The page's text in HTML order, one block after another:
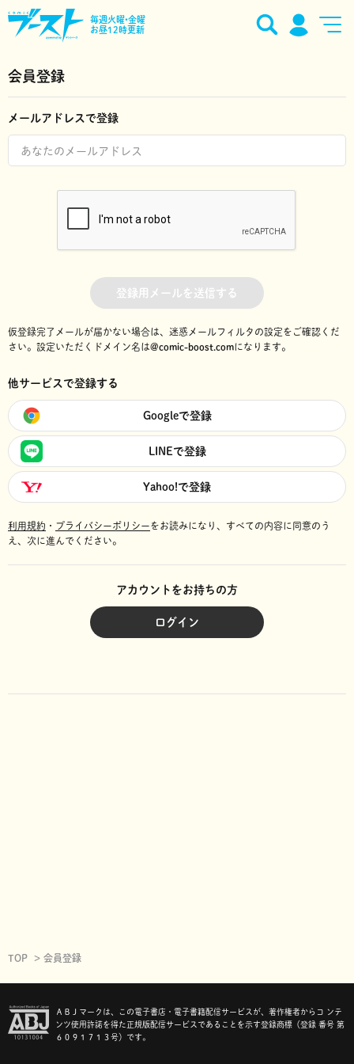
毎週火曜•金曜
お昼12時更新
会員登録
メールアドレスで登録
登録用メールを送信する
仮登録完了メールが届かない場合は、迷惑メールフィルタの設定をご確認くだ
さい。 設定いただくドメイン名は@comic-boost.comになります。
他サービスで登録する
Googleで登録
LINEで登録
Yahoo!で登録
利用規約 ・ プライバシーポリシーをお読みになり、 すべての内容に同意のう
え、次に進んでください。
アカウントをお持ちの方
ログイン
TOP 会員登録
ＡＢＪマークは、この電子書店・電子書籍配信サービスが、著作権者からコ ンテ
ンツ使用許諾を得た正規版配信サービスであることを示す登録商標（登録 番号 第
６０９１７１３号）です。